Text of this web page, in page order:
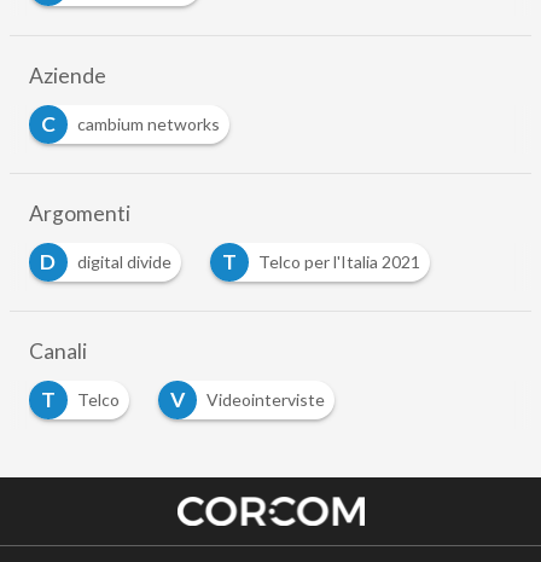
Aziende
C
cambium networks
Argomenti
D
digital divide T Telco per l'Italia 2021
Canali
T
Telco V Videointerviste